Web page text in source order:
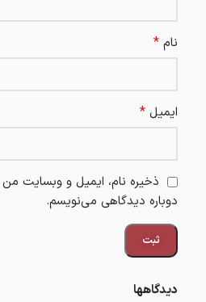
دیدگاهها
نام *
ایمیل *
ذخیره نام، ایمیل و وبسایت من
دوباره دیدگاهی می‌نویسم.